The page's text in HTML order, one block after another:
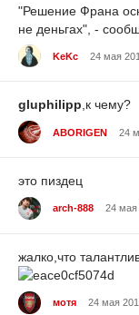
"Решение Франа
не деньгах", -
KeKc 24 мая
gluphilipp,к чему?
ABORIGEN 24
это пиздец
arch-888 24 мая
жалко,что
мотя 24 мая